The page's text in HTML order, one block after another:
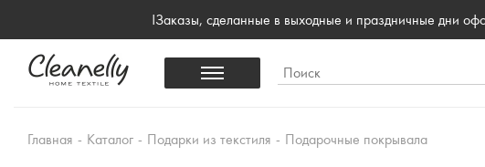
!Заказы, сделанные в выходные и праздничные дни
Главная - Каталог - Подарки из текстиля - Подарочные покрывала